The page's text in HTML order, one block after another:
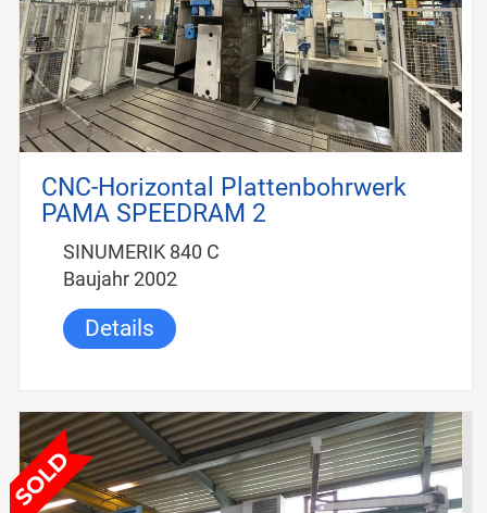
CNC-Horizontal Plattenbohrwerk
PAMA SPEEDRAM 2
SINUMERIK 840 C
Baujahr 2002
Details